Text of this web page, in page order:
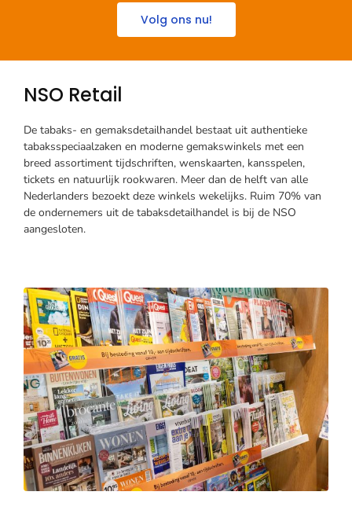
Volg ons nu!
NSO Retail
De tabaks- en gemaksdetailhandel bestaat uit authentieke
tabaksspeciaalzaken en moderne gemakswinkels met een
breed assortiment tijdschriften, wenskaarten, kansspelen,
tickets en natuurlijk rookwaren. Meer dan de helft van alle
Nederlanders bezoekt deze winkels wekelijks. Ruim 70% van
de ondernemers uit de tabaksdetailhandel is bij de NSO
aangesloten.